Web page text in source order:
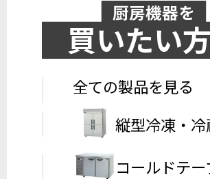
厨房機器を
買いたい
全ての製品を見る
縦型冷凍・
コールドテ